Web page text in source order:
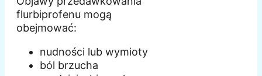
flurbiprofenu mogą
obejmować:
nudności lub wymioty
ból brzucha